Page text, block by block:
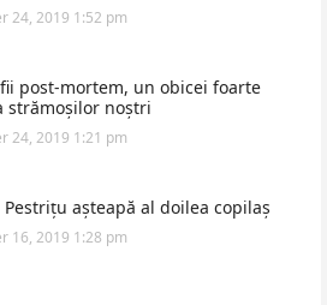
24, 2019 1:52 pm
post-mortem, un obicei foarte
strămoșilor noștri
24, 2019 1:21 pm
așteapă al doilea copilaș
16, 2019 1:28 pm